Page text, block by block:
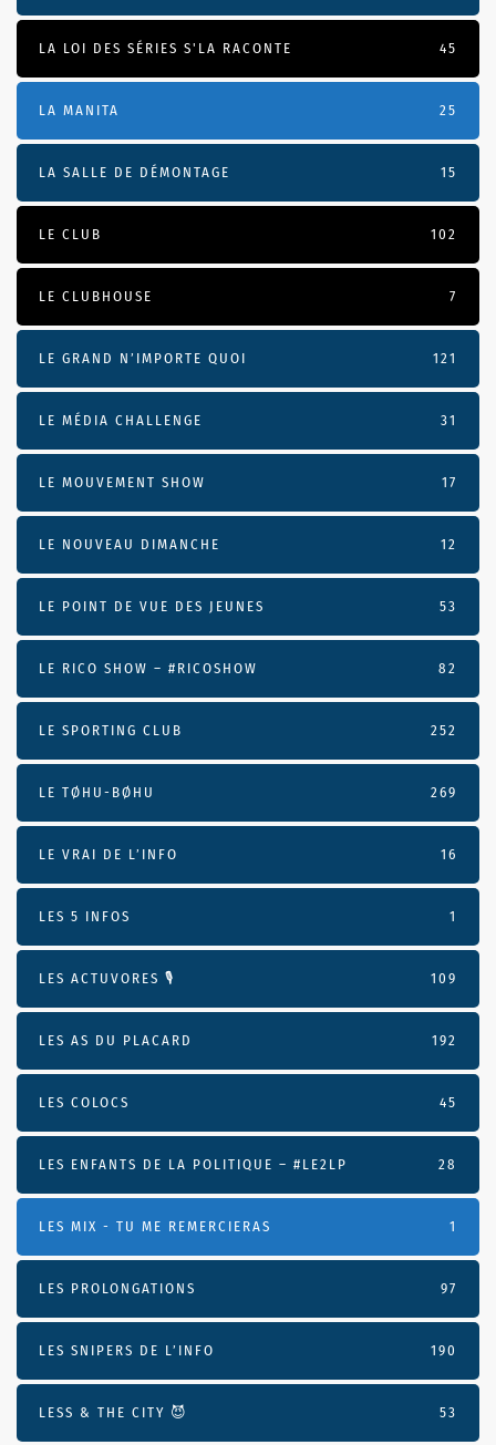
LA LOI DES SÉRIES S'LA RACONTE 45
LA MANITA 25
LA SALLE DE DÉMONTAGE 15
LE CLUB 102
LE CLUBHOUSE 7
LE GRAND N’IMPORTE QUOI 121
LE MÉDIA CHALLENGE 31
LE MOUVEMENT SHOW 17
LE NOUVEAU DIMANCHE 12
LE POINT DE VUE DES JEUNES 53
LE RICO SHOW – #RICOSHOW 82
LE SPORTING CLUB 252
LE TØHU-BØHU 269
LE VRAI DE L’INFO 16
LES 5 INFOS 1
LES ACTUVORES 🎙 109
LES AS DU PLACARD 192
LES COLOCS 45
LES ENFANTS DE LA POLITIQUE – #LE2LP 28
LES MIX - TU ME REMERCIERAS 1
LES PROLONGATIONS 97
LES SNIPERS DE L’INFO 190
LESS & THE CITY 😈 53